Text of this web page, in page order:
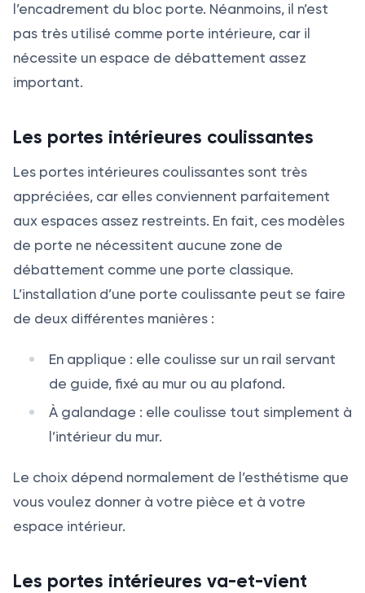
l’encadrement du bloc porte. Néanmoins, il n’est
pas très utilisé comme porte intérieure, car il
nécessite un espace de débattement assez
important.
Les portes intérieures coulissantes
Les portes intérieures coulissantes sont très
appréciées, car elles conviennent parfaitement
aux espaces assez restreints. En fait, ces modèles
de porte ne nécessitent aucune zone de
débattement comme une porte classique.
L’installation d’une porte coulissante peut se faire
de deux différentes manières :
En applique : elle coulisse sur un rail servant
de guide, fixé au mur ou au plafond.
À galandage : elle coulisse tout simplement à
l’intérieur du mur.
Le choix dépend normalement de l’esthétisme que
vous voulez donner à votre pièce et à votre
espace intérieur.
Les portes intérieures va-et-vient